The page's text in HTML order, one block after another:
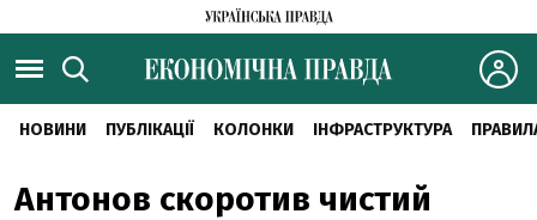
НОВИНИ ПУБЛІКАЦІЇ КОЛОНКИ ІНФРАСТРУКТУРА
Антонов скоротив чистий